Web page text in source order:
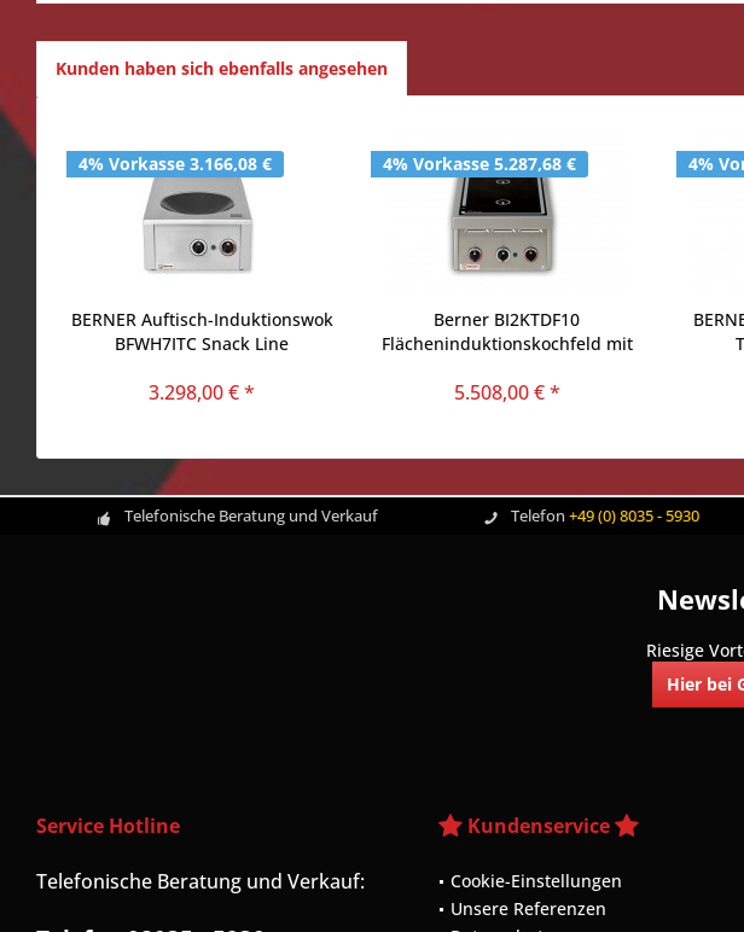
Kunden haben sich ebenfalls angesehen
4% Vorkasse 3.166,08 €
BERNER Auftisch-Induktionswok
BFWH7ITC Snack Line
3.298,00 € *
4% Vorkasse 5.287,68 €
Berner BI2KTDF10
Flächeninduktionskochfeld mit
5.508,00 € *
4%
Telefonische Beratung und Verkauf Telefon +49 (0) 8035 - 5930
Riesige
Hier bei
Service Hotline
Telefonische Beratung und Verkauf:
Kundenservice
Cookie-Einstellungen
Unsere Referenzen